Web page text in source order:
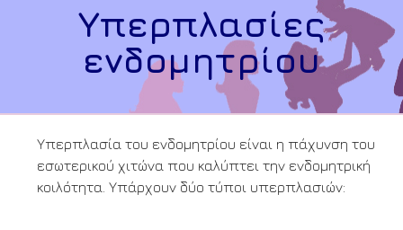
Υπερπλασίες
ενδομητρίου
Υπερπλασία του ενδομητρίου είναι η πάχυνση του
εσωτερικού χιτώνα που καλύπτει την ενδομητρική
κοιλότητα. Υπάρχουν δύο τύποι υπερπλασιών: